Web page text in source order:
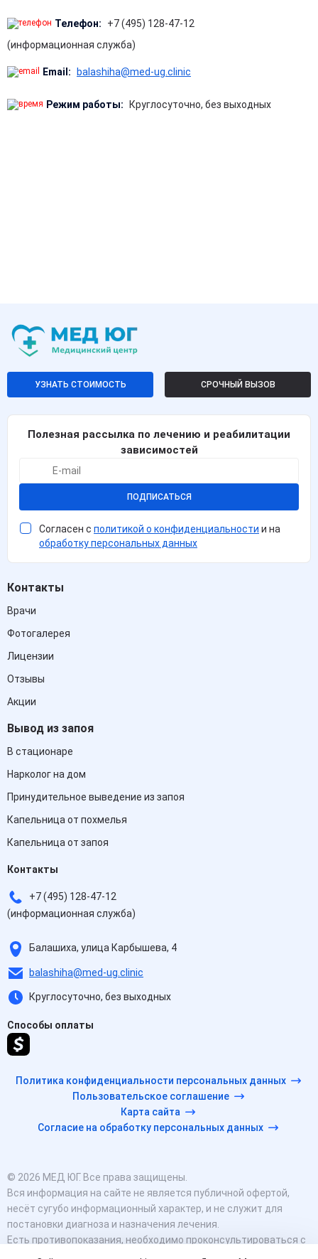
Телефон:
+7 (495) 128-47-12
(информационная служба)
Email: balashiha@med-ug.clinic
Режим работы: Круглосуточно, без выходных
УЗНАТЬ СТОИМОСТЬ СРОЧНЫЙ ВЫЗОВ
Полезная рассылка по лечению и реабилитации
зависимостей
ПОДПИСАТЬСЯ
Согласен с политикой о конфиденциальности и на
обработку персональных данных
Контакты
Врачи
Фотогалерея
Лицензии
Отзывы
Акции
Вывод из запоя
В стационаре
Нарколог на дом
Принудительное выведение из запоя
Капельница от похмелья
Капельница от запоя
Контакты
+7 (495) 128-47-12
(информационная служба)
Балашиха, улица Карбышева, 4
balashiha@med-ug.clinic
Круглосуточно, без выходных
Способы оплаты
Политика конфиденциальности персональных данных
Пользовательское соглашение
Карта сайта
Согласие на обработку персональных данных
© 2026 МЕД ЮГ. Все права защищены.
Вся информация на сайте не является публичной офертой,
несёт сугубо информационный характер, и не служит для
постановки диагноза и назначения лечения.
Есть противопоказания, необходимо проконсультироваться с